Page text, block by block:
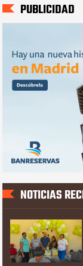
PUBLICIDAD
NOTICIAS